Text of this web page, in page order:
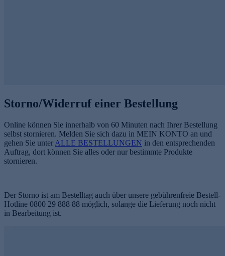
Storno/Widerruf einer Bestellung
Online können Sie innerhalb von 60 Minuten nach Ihrer Bestellung
selbst stornieren. Melden Sie sich dazu in MEIN KONTO an und
gehen Sie unter ALLE BESTELLUNGEN in den entsprechenden
Auftrag, dort können Sie alles oder nur bestimmte Produkte
stornieren.
Der Storno ist am Bestelltag auch über unsere gebührenfreie Bestell-
Hotline 0800 29 888 88 möglich, solange die Lieferung noch nicht
in Bearbeitung ist.